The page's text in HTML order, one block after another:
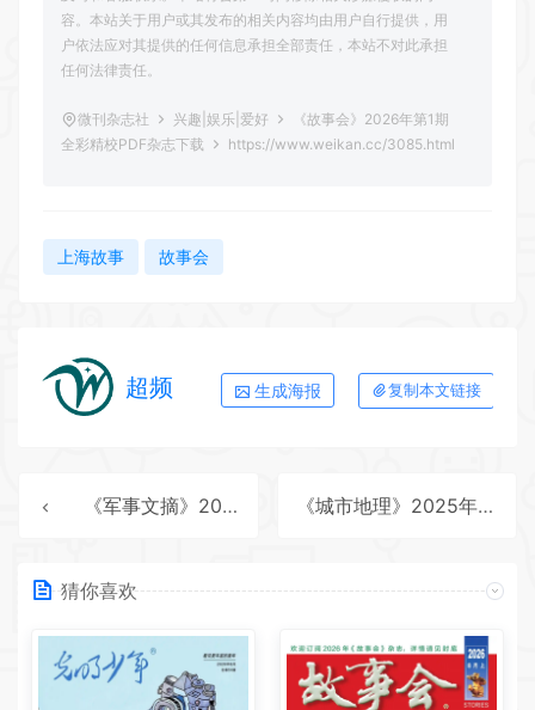
容。本站关于用户或其发布的相关内容均由用户自行提供，用
户依法应对其提供的任何信息承担全部责任，本站不对此承担
任何法律责任。
微刊杂志社 兴趣|娱乐|爱好
《故事会》2026年第1期
全彩精校PDF杂志下载
https://www.weikan.cc/3085.html
上海故事 故事会
超频 生成海报 复制本文链接
《军事文摘》2025年第12期全彩精校PDF杂志下载 《城市地理》2025年第11期全彩精校PDF杂志下载
猜你喜欢